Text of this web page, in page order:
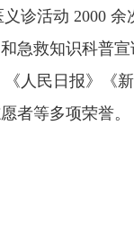
活动 2000 余
急救知识科普
人民日报》《
者等多项荣誉。